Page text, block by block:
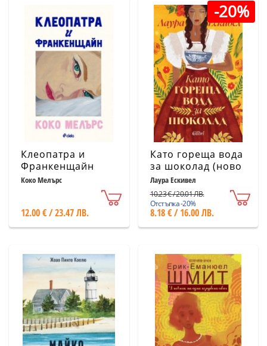
Клеопатра и
Франкенщайн
Коко Мелърс
12.00 € / 23.47 ЛВ.
-20%
Като гореща вода
за шоколад (ново
издание)
Лаура Ескивел
10.23 € / 20.01 ЛВ.
Отстъпка -20%
8.18 € / 16.00 ЛВ.